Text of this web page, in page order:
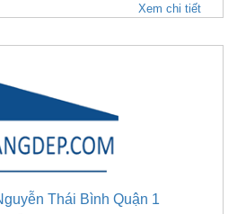
Xem chi tiết
Thái Bình Quận 1